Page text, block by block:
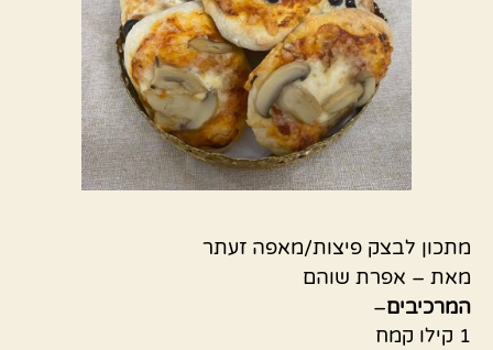
מתכון לבצק פיצות/מאפה זעתר
מאת – אפרת שוהם
המרכיבים–
1 קילו קמח